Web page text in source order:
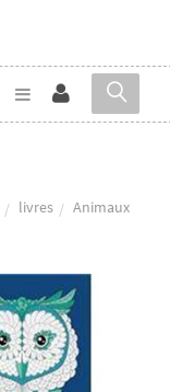
livres Animaux